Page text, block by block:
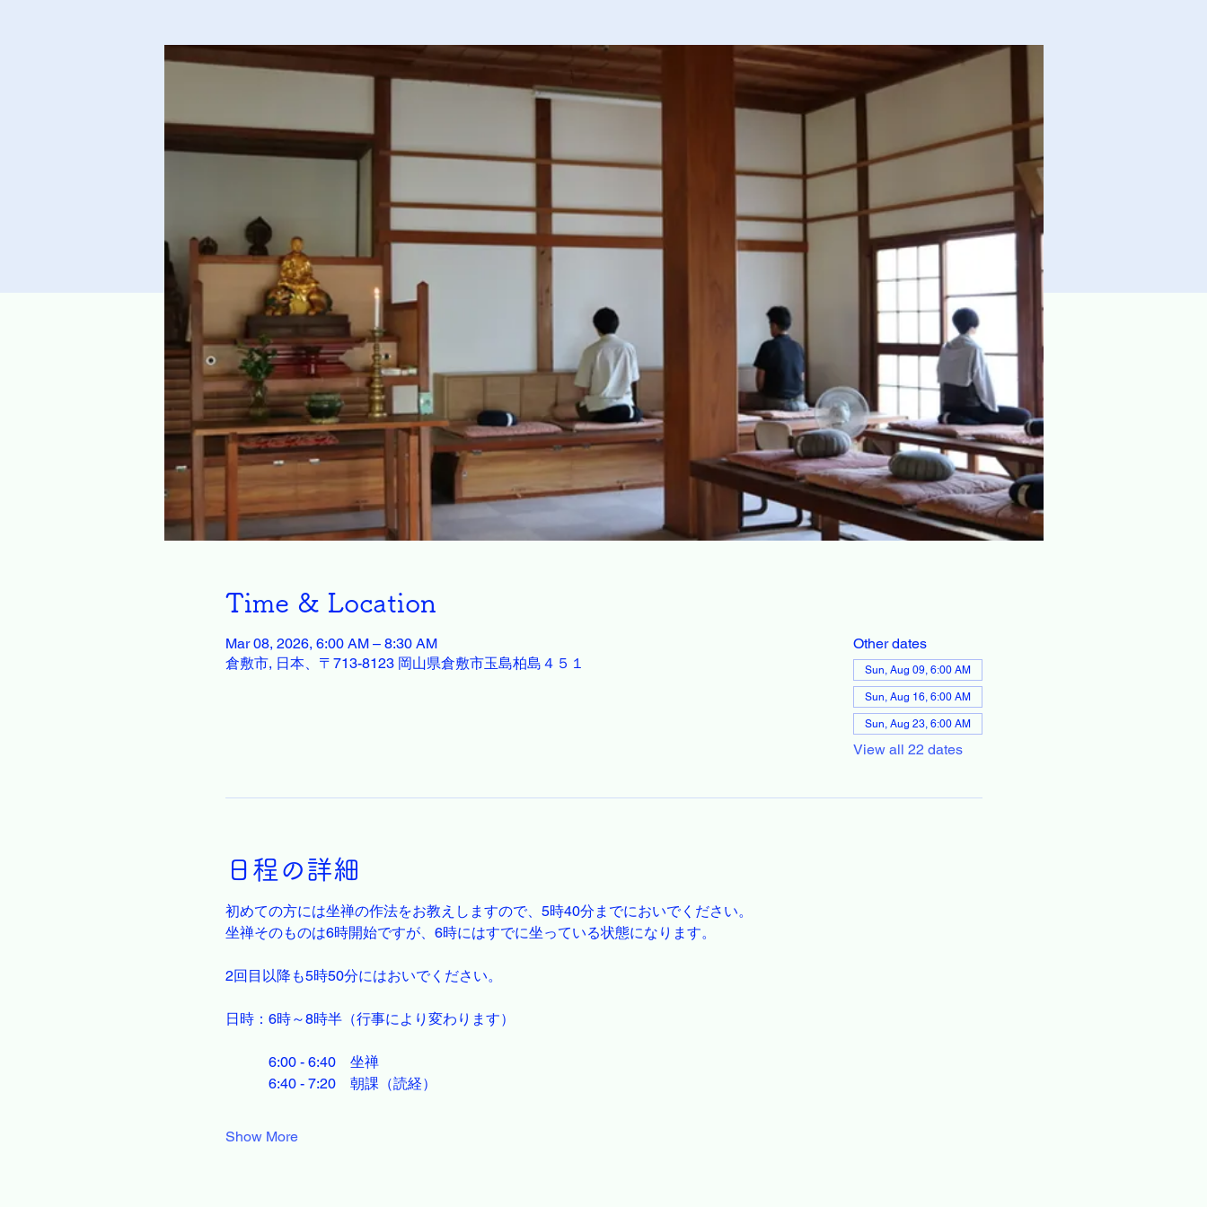
Time & Location
Mar 08, 2026, 6:00 AM – 8:30 AM
倉敷市, 日本、〒713-8123 岡山県倉敷市玉島柏島４５１
Other dates
Sun, Aug 09, 6:00 AM
Sun, Aug 16, 6:00 AM
Sun, Aug 23, 6:00 AM
View all 22 dates
日程の詳細
初めての方には坐禅の作法をお教えしますので、5時40分までにおいでください。
坐禅そのものは6時開始ですが、6時にはすでに坐っている状態になります。
2回目以降も5時50分にはおいでください。
日時：6時～8時半（行事により変わります）
6:00 - 6:40　坐禅
6:40 - 7:20　朝課（読経）
Show More